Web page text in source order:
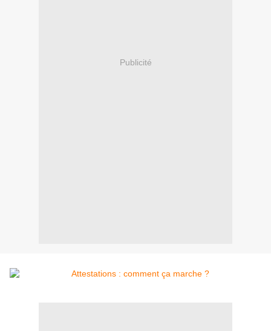
Publicité